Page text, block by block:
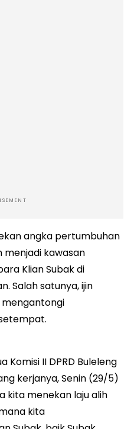
angka pertumbuhan
menjadi kawasan
Klian Subak di
Salah satunya, ijin
Komisi II DPRD Buleleng
kerjanya, Senin (29/5)
kita menekan laju alih
kita